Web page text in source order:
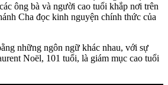
ông bà và người cao tuổi khắp nơi trên
Cha đọc kinh nguyện chính thức của
những ngôn ngữ khác nhau, với sự
Noël, 101 tuổi, là giám mục cao tuổi